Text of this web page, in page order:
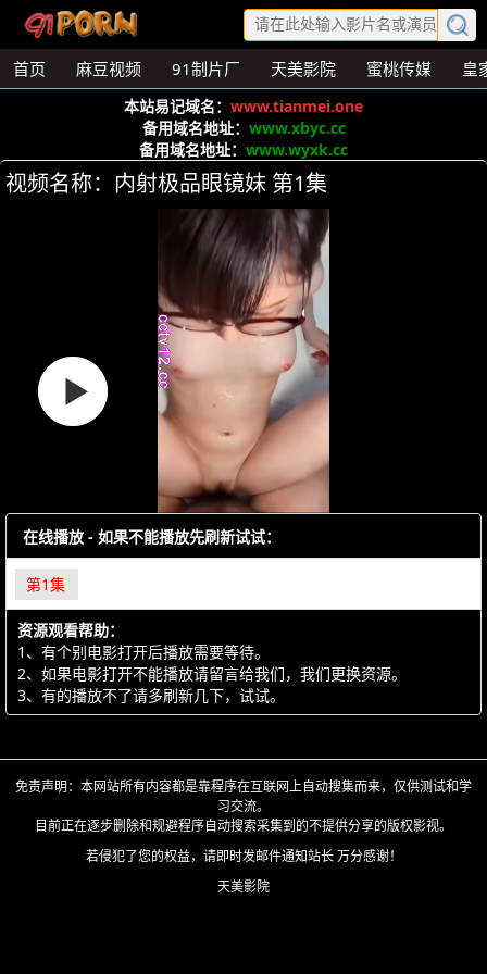
首页 麻豆视频 91制片厂 天美影院 蜜桃传媒 皇
本站易记域名： www.tianmei.one
备用域名地址： www.xbyc.cc
备用域名地址： www.wyxk.cc
视频名称：内射极品眼镜妹 第1集
在线播放 - 如果不能播放先刷新试试：
第1集
资源观看帮助：
1、有个别电影打开后播放需要等待。
2、如果电影打开不能播放请留言给我们，我们更换资源。
3、有的播放不了请多刷新几下，试试。
免责声明：本网站所有内容都是靠程序在互联网上自动搜集而来，仅供测试和学
习交流。
目前正在逐步删除和规避程序自动搜索采集到的不提供分享的版权影视。
若侵犯了您的权益，请即时发邮件通知站长 万分感谢！
天美影院